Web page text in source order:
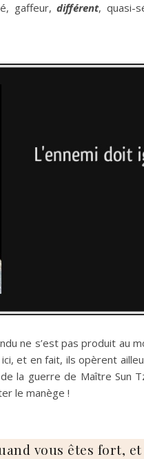
gaffeur,différent, quasi-
ne s’est pas produit au
et en fait, ils opèrent
de la guerre de Maître
le manège !
vous êtes fort,